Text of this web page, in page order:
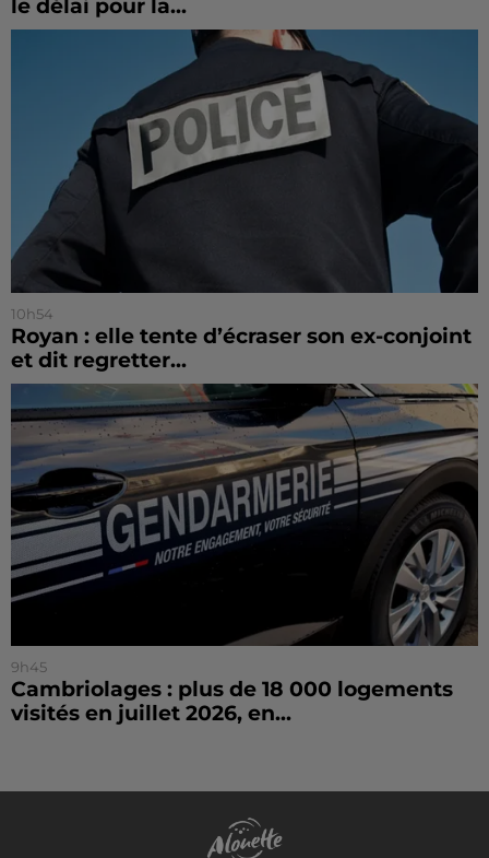
le délai pour la...
10h54
Royan : elle tente d’écraser son ex-conjoint
et dit regretter...
9h45
Cambriolages : plus de 18 000 logements
visités en juillet 2026, en...